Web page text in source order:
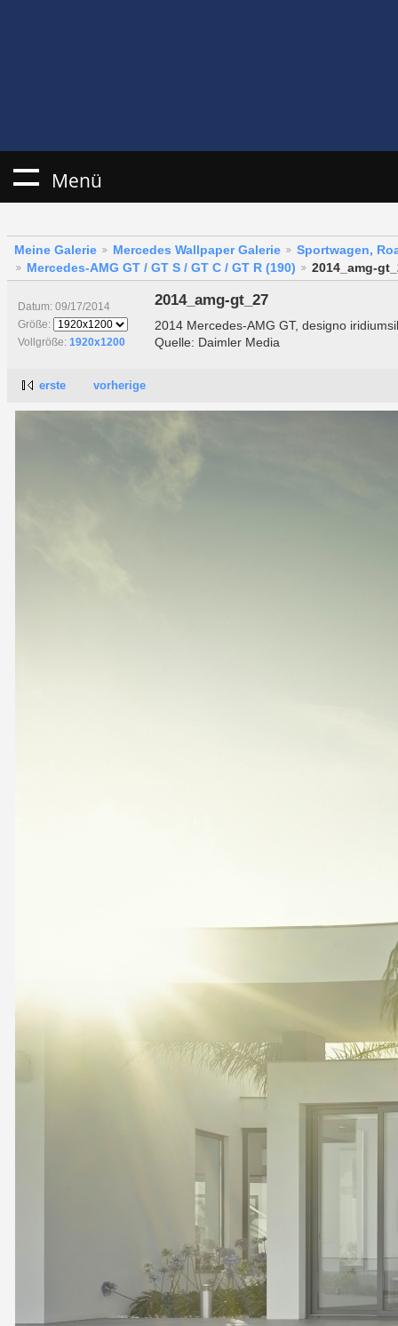
Menü
Meine Galerie Mercedes Wallpaper Galerie
Sportwagen,
Mercedes-AMG GT / GT S / GT C / GT R (190)
2014_amg-
Datum: 09/17/2014
Größe:
Vollgröße: 1920x1200
2014_amg-gt_27
2014 Mercedes-AMG GT, designo
Quelle: Daimler Media
erste vorherige